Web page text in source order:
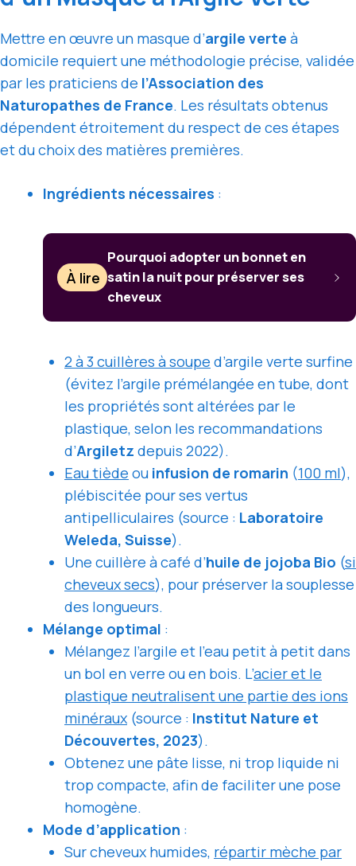
Mettre en œuvre un masque d’argile verte à
domicile requiert une méthodologie précise, validée
par les praticiens de l’Association des
Naturopathes de France. Les résultats obtenus
dépendent étroitement du respect de ces étapes
et du choix des matières premières.
Ingrédients nécessaires :
À lire
Pourquoi adopter un bonnet en
satin la nuit pour préserver ses
cheveux
2 à 3 cuillères à soupe d’argile verte surfine
(évitez l’argile prémélangée en tube, dont
les propriétés sont altérées par le
plastique, selon les recommandations
d’Argiletz depuis 2022).
Eau tiède ou infusion de romarin (100 ml),
plébiscitée pour ses vertus
antipelliculaires (source : Laboratoire
Weleda, Suisse).
Une cuillère à café d’huile de jojoba Bio (si
cheveux secs), pour préserver la souplesse
des longueurs.
Mélange optimal :
Mélangez l’argile et l’eau petit à petit dans
un bol en verre ou en bois. L’acier et le
plastique neutralisent une partie des ions
minéraux (source : Institut Nature et
Découvertes, 2023).
Obtenez une pâte lisse, ni trop liquide ni
trop compacte, afin de faciliter une pose
homogène.
Mode d’application :
Sur cheveux humides, répartir mèche par